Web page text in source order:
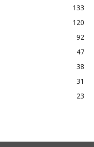
133
120
92
47
38
31
23